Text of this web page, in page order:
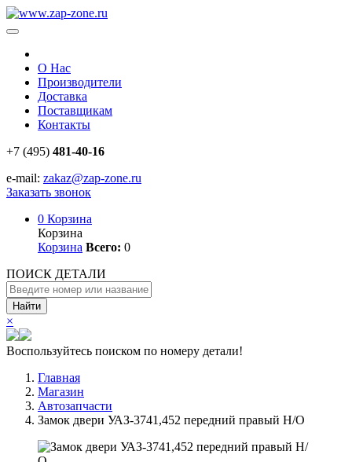
О Нас
Производители
Доставка
Поставщикам
Контакты
+7 (495) 481-40-16
e-mail: zakaz@zap-zone.ru
Заказать звонок
0 Корзина
Корзина
Корзина Всего: 0
ПОИСК ДЕТАЛИ
Найти
×
Воспользуйтесь поиском по номеру детали!
Главная
Магазин
Автозапчасти
Замок двери УАЗ-3741,452 передний правый Н/О